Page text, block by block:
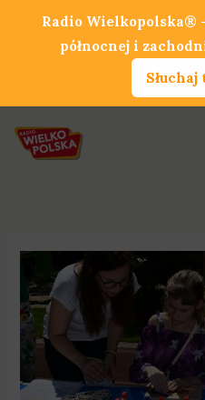
Radio Wielkopolska®
północnej i
Słuchaj